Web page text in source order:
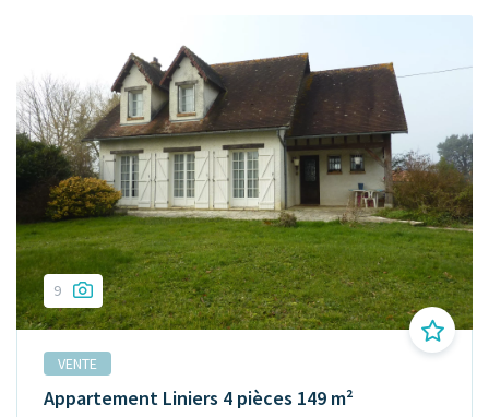
9
VENTE
Appartement Liniers 4 pièces 149 m²